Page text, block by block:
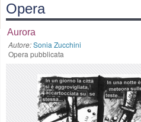
Opera
Aurora
Autore:Sonia Zucchini
Opera pubblicata